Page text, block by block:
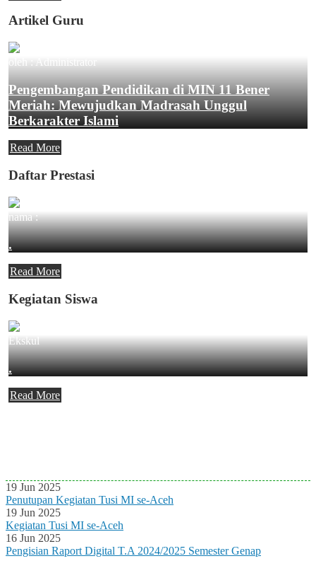
Artikel Guru
oleh : Administrator
Pengembangan Pendidikan di MIN 11 Bener
Meriah: Mewujudkan Madrasah Unggul
Berkarakter Islami
Read More
Daftar Prestasi
nama :
.
Read More
Kegiatan Siswa
Ekskul
.
Read More
19 Jun 2025
Penutupan Kegiatan Tusi MI se-Aceh
19 Jun 2025
Kegiatan Tusi MI se-Aceh
16 Jun 2025
Pengisian Raport Digital T.A 2024/2025 Semester Genap